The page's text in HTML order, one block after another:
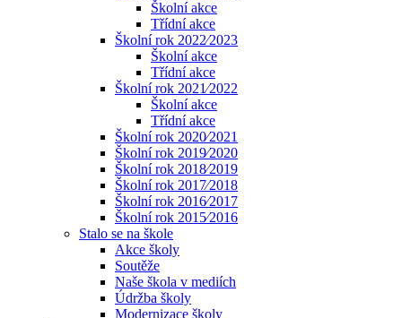
Školní akce
Třídní akce
Školní rok 2022⁄2023
Školní akce
Třídní akce
Školní rok 2021⁄2022
Školní akce
Třídní akce
Školní rok 2020⁄2021
Školní rok 2019⁄2020
Školní rok 2018⁄2019
Školní rok 2017⁄2018
Školní rok 2016⁄2017
Školní rok 2015⁄2016
Stalo se na škole
Akce školy
Soutěže
Naše škola v mediích
Údržba školy
Modernizace školy